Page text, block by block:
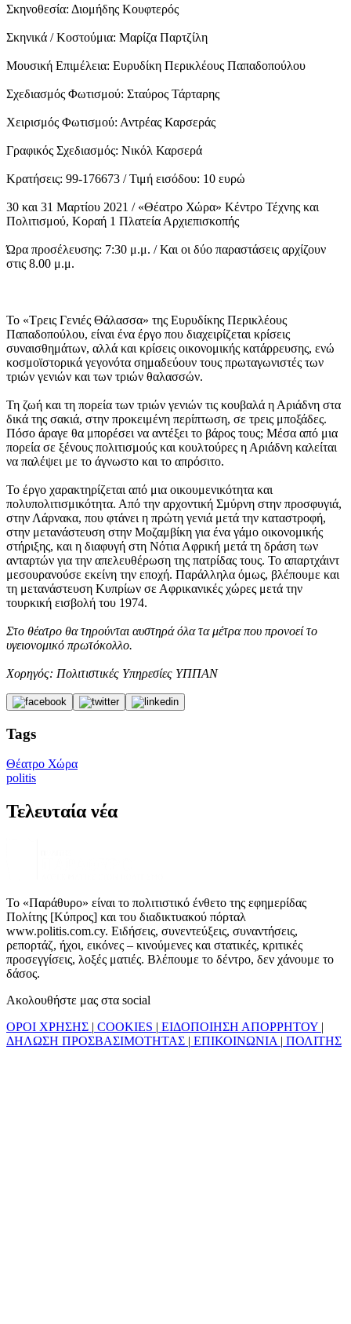
Σκηνοθεσία: Διομήδης Κουφτερός
Σκηνικά / Κοστούμια: Μαρίζα Παρτζίλη
Μουσική Επιμέλεια: Ευρυδίκη Περικλέους Παπαδοπούλου
Σχεδιασμός Φωτισμού: Σταύρος Τάρταρης
Χειρισμός Φωτισμού: Αντρέας Καρσεράς
Γραφικός Σχεδιασμός: Νικόλ Καρσερά
Κρατήσεις: 99-176673 / Τιμή εισόδου: 10 ευρώ
30 και 31 Μαρτίου 2021 / «Θέατρο Χώρα» Κέντρο Τέχνης και
Πολιτισμού, Κοραή 1 Πλατεία Αρχιεπισκοπής
Ώρα προσέλευσης: 7:30 μ.μ. / Και οι δύο παραστάσεις αρχίζουν
στις 8.00 μ.μ.
Το «Τρεις Γενιές Θάλασσα» της Ευρυδίκης Περικλέους
Παπαδοπούλου, είναι ένα έργο που διαχειρίζεται κρίσεις
συναισθημάτων, αλλά και κρίσεις οικονομικής κατάρρευσης, ενώ
κοσμοϊστορικά γεγονότα σημαδεύουν τους πρωταγωνιστές των
τριών γενιών και των τριών θαλασσών.
Τη ζωή και τη πορεία των τριών γενιών τις κουβαλά η Αριάδνη στα
δικά της σακιά, στην προκειμένη περίπτωση, σε τρεις μποξάδες.
Πόσο άραγε θα μπορέσει να αντέξει το βάρος τους; Μέσα από μια
πορεία σε ξένους πολιτισμούς και κουλτούρες η Αριάδνη καλείται
να παλέψει με το άγνωστο και το απρόσιτο.
Το έργο χαρακτηρίζεται από μια οικουμενικότητα και
πολυπολιτισμικότητα. Από την αρχοντική Σμύρνη στην προσφυγιά,
στην Λάρνακα, που φτάνει η πρώτη γενιά μετά την καταστροφή,
στην μετανάστευση στην Μοζαμβίκη για ένα γάμο οικονομικής
στήριξης, και η διαφυγή στη Νότια Αφρική μετά τη δράση των
ανταρτών για την απελευθέρωση της πατρίδας τους. Το απαρτχάιντ
μεσουρανούσε εκείνη την εποχή. Παράλληλα όμως, βλέπουμε και
τη μετανάστευση Κυπρίων σε Αφρικανικές χώρες μετά την
τουρκική εισβολή του 1974.
Στο θέατρο θα τηρούνται αυστηρά όλα τα μέτρα που προνοεί το
υγειονομικό πρωτόκολλο.
Χορηγός: Πολιτιστικές Υπηρεσίες ΥΠΠΑΝ
Tags
Θέατρο Χώρα
politis
Τελευταία νέα
Το «Παράθυρο» είναι το πολιτιστικό ένθετο της εφημερίδας
Πολίτης [Κύπρος] και του διαδικτυακού πόρταλ
www.politis.com.cy. Ειδήσεις, συνεντεύξεις, συναντήσεις,
ρεπορτάζ, ήχοι, εικόνες – κινούμενες και στατικές, κριτικές
προσεγγίσεις, λοξές ματιές. Βλέπουμε το δέντρο, δεν χάνουμε το
δάσος.
Ακολουθήστε μας στα social
ΟΡΟΙ ΧΡΗΣΗΣ | COOKIES | ΕΙΔΟΠΟΙΗΣΗ ΑΠΟΡΡΗΤΟΥ |
ΔΗΛΩΣΗ ΠΡΟΣΒΑΣΙΜΟΤΗΤΑΣ | ΕΠΙΚΟΙΝΩΝΙΑ | ΠΟΛΙΤΗΣ